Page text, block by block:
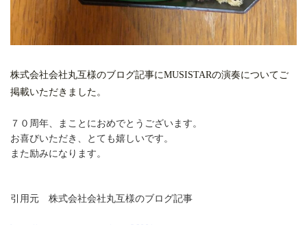
株式会社会社丸互様のブログ記事にMUSISTARの演奏についてご
掲載いただきました。
７０周年、まことにおめでとうございます。
お喜びいただき、とても嬉しいです。
また励みになります。
引用元 株式会社会社丸互様のブログ記事